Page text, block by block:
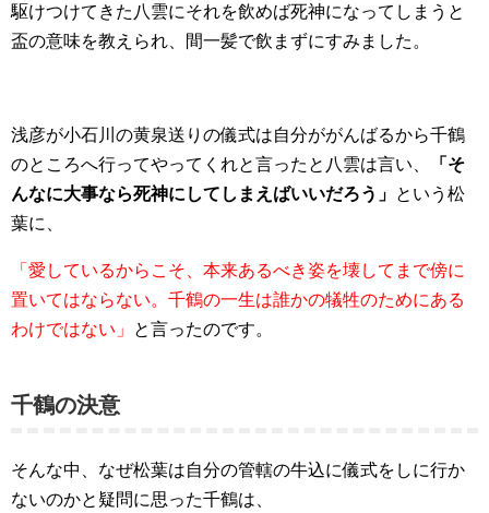
駆けつけてきた八雲にそれを飲めば死神になってしまうと
盃の意味を教えられ、間一髪で飲まずにすみました。
浅彦が小石川の黄泉送りの儀式は自分ががんばるから千鶴
のところへ行ってやってくれと言ったと八雲は言い、
「そ
んなに大事なら死神にしてしまえばいいだろう」 という松
葉に、
「愛しているからこそ、本来あるべき姿を壊してまで傍に
置いてはならない。千鶴の一生は誰かの犠牲のためにある
わけではない」
と言ったのです。
千鶴の決意
そんな中、なぜ松葉は自分の管轄の牛込に儀式をしに行か
ないのかと疑問に思った千鶴は、